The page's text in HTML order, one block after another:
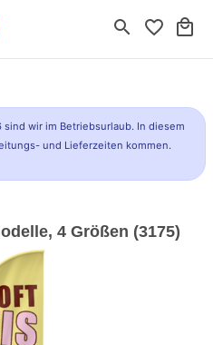
search favorite_border local_mall
sind wir im Betriebsurlaub. In diesem
und Lieferzeiten kommen.
4 Größen (3175)